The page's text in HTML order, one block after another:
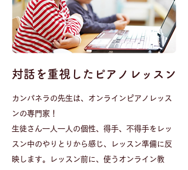
​対話を重視したピアノレッスン
​カンパネラの先生は、オンラインピアノレッス
ンの専門家！
生徒さん一人一人の個性、得手、不得手をレッ
スン中のやりとりから感じ、レッスン準備に反
映します。レッスン前に、使うオンライン教